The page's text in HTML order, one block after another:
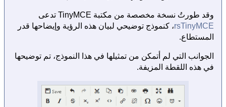
وقد طورتُ نسخة مخصصة من مكتبة TinyMCE تدعى
rsTinyMCE، كنموذج توضيحي لبيان هذه الرؤية وإيضاحها قدر
المستطاع.
الجوانب التي لم أتمكن من تمثيلها في هذا النموذج، تم توضيحها
في هذه اللقطة المزيفة.